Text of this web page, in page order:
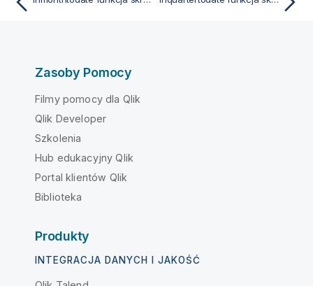
Zasoby Pomocy
Filmy pomocy dla Qlik
Qlik Developer
Szkolenia
Hub edukacyjny Qlik
Portal klientów Qlik
Biblioteka
Produkty
INTEGRACJA DANYCH I JAKOŚĆ